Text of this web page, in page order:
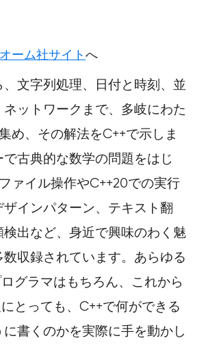
オーム社サイトへ
文字列処理、日付と時刻、並
ットワークまで、多岐にわた
め、その解法をC++で示しま
古典的な数学の問題をはじ
ァイル操作やC++20での実行
インパターン、テキスト翻
出など、身近で興味のわく魅
収録されています。あらゆる
グラマはもちろん、これから
とっても、C++で何ができる
書くのかを実際に手を動かし